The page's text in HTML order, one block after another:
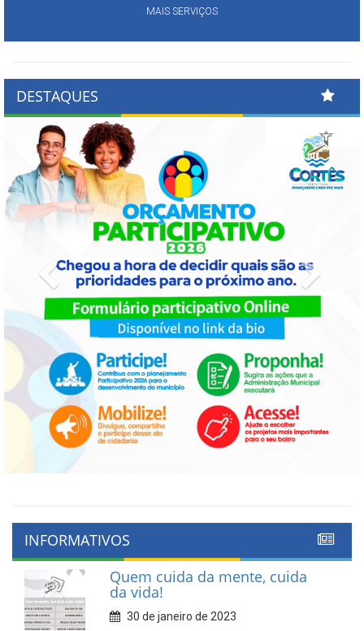
MAIS SERVIÇOS
DESTAQUES
Previous
INFORMATIVOS
Quem cuida da mente, cuida
da vida!
30 de janeiro de 2023